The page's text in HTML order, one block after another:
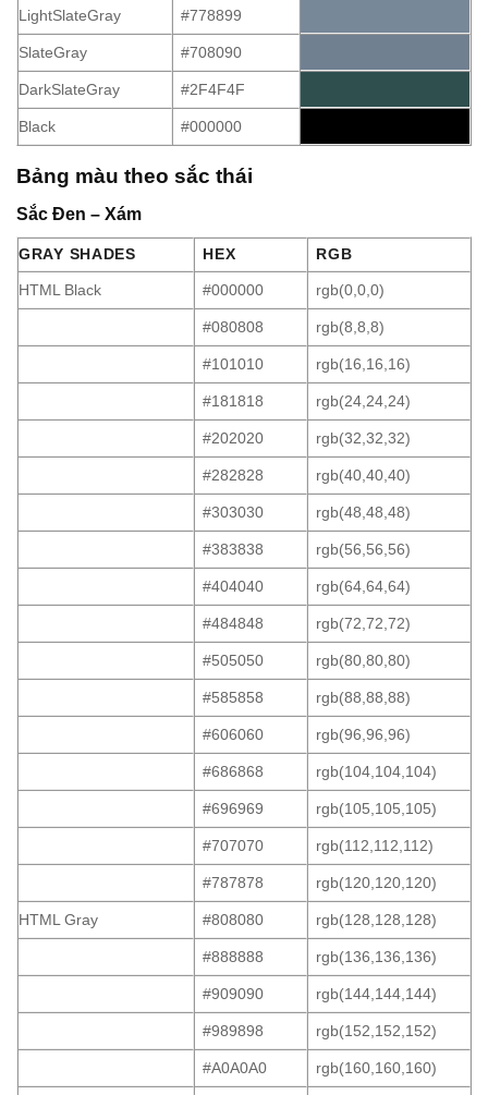
LightSlateGray #778899
SlateGray #708090
DarkSlateGray #2F4F4F
Black #000000
Bảng màu theo sắc thái
Sắc Đen – Xám
GRAY SHADES HEX RGB
HTML Black #000000 rgb(0,0,0)
#080808 rgb(8,8,8)
#101010 rgb(16,16,16)
#181818 rgb(24,24,24)
#202020 rgb(32,32,32)
#282828 rgb(40,40,40)
#303030 rgb(48,48,48)
#383838 rgb(56,56,56)
#404040 rgb(64,64,64)
#484848 rgb(72,72,72)
#505050 rgb(80,80,80)
#585858 rgb(88,88,88)
#606060 rgb(96,96,96)
#686868 rgb(104,104,104)
#696969 rgb(105,105,105)
#707070 rgb(112,112,112)
#787878 rgb(120,120,120)
HTML Gray #808080 rgb(128,128,128)
#888888 rgb(136,136,136)
#909090 rgb(144,144,144)
#989898 rgb(152,152,152)
#A0A0A0 rgb(160,160,160)